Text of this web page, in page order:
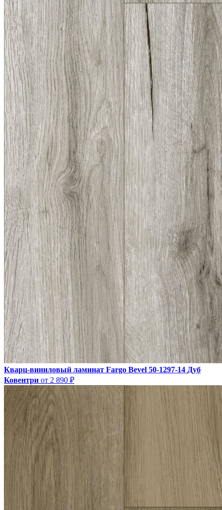
Кварц-виниловый ламинат Fargo Bevel 50-1297-14 Дуб
Ковентри от 2 890 ₽